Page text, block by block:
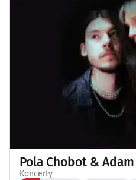
Pola Chobot &
Koncerty